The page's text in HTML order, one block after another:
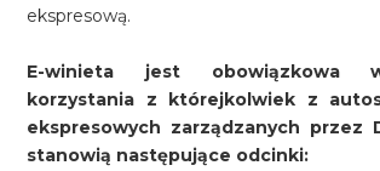
ekspresową.
E-winieta jest obowiązkowa
korzystania z którejkolwiek z
ekspresowych zarządzanych przez
stanowią następujące odcinki: